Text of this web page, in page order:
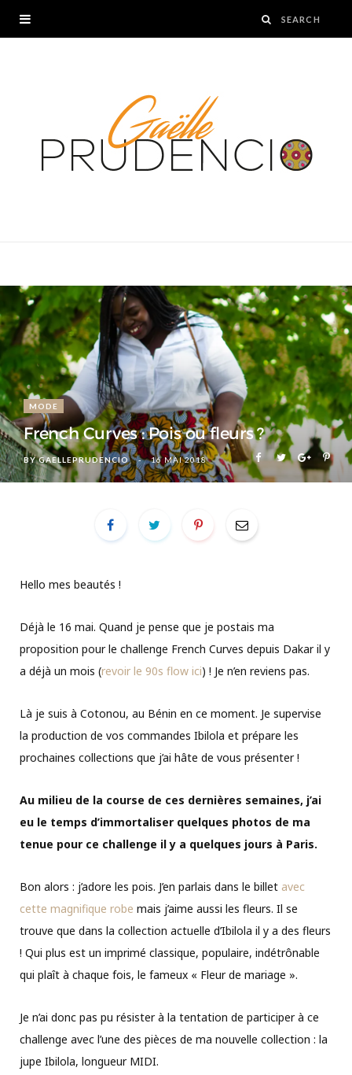
MODE
French Curves : Pois ou fleurs ?
BYGAELLEPRUDENCIO 16 MAI 2018
Hello mes beautés !
Déjà le 16 mai. Quand je pense que je postais ma
proposition pour le challenge French Curves depuis Dakar il y
a déjà un mois (revoir le 90s flow ici) ! Je n’en reviens pas.
Là je suis à Cotonou, au Bénin en ce moment. Je supervise
la production de vos commandes Ibilola et prépare les
prochaines collections que j’ai hâte de vous présenter !
Au milieu de la course de ces dernières semaines, j’ai
eu le temps d’immortaliser quelques photos de ma
tenue pour ce challenge il y a quelques jours à Paris.
Bon alors : j’adore les pois. J’en parlais dans le billet avec
cette magnifique robe mais j’aime aussi les fleurs. Il se
trouve que dans la collection actuelle d’Ibilola il y a des fleurs
! Qui plus est un imprimé classique, populaire, indétrônable
qui plaît à chaque fois, le fameux « Fleur de mariage ».
Je n’ai donc pas pu résister à la tentation de participer à ce
challenge avec l’une des pièces de ma nouvelle collection : la
jupe Ibilola, longueur MIDI.